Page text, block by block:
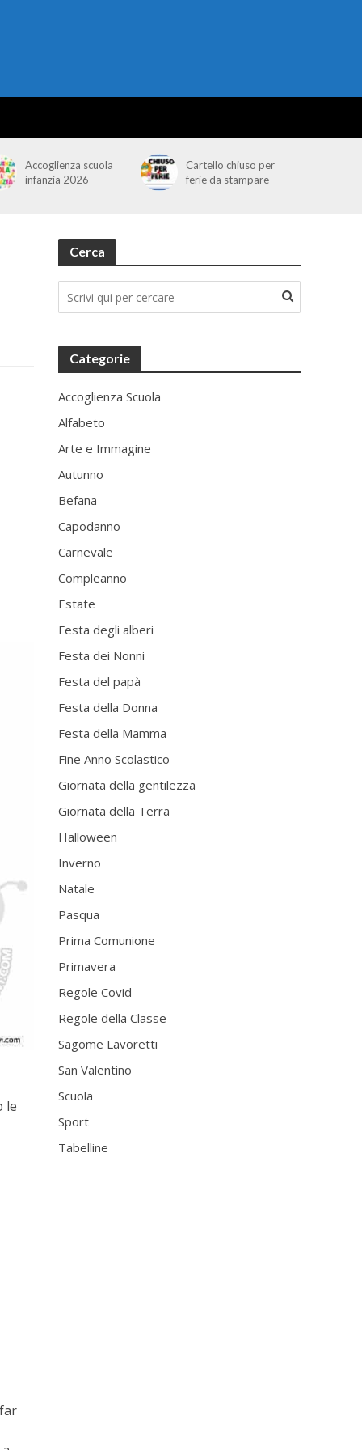
Accoglienza scuola
infanzia 2026
Cartello chiuso per
ferie da stampare
le
Cerca
Categorie
Accoglienza Scuola
Alfabeto
Arte e Immagine
Autunno
Befana
Capodanno
Carnevale
Compleanno
Estate
Festa degli alberi
Festa dei Nonni
Festa del papà
Festa della Donna
Festa della Mamma
Fine Anno Scolastico
Giornata della gentilezza
Giornata della Terra
Halloween
Inverno
Natale
Pasqua
Prima Comunione
Primavera
Regole Covid
Regole della Classe
Sagome Lavoretti
San Valentino
Scuola
Sport
Tabelline